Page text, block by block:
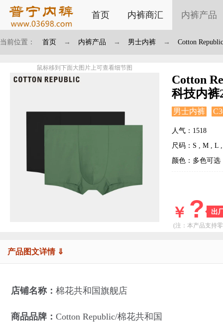
首页 内裤商汇 内裤产品
当前位置： 首页 → 内裤产品 → 男士内裤 → Cotton
鼠标移到下面大图片上可查看细节图
Cotton
科技内裤
男士内裤
人气：1518
尺码：S , M , L
颜色：多色可选
出
￥ ?
(注：本产品支持
产品图文详情 ⇓
店铺名称： 棉花共和国旗舰店
商品品牌： Cotton Republic/棉花共和国